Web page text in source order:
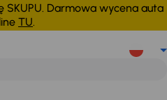
Darmowa wycena auta
TU.
MPV Anuluj wszystko